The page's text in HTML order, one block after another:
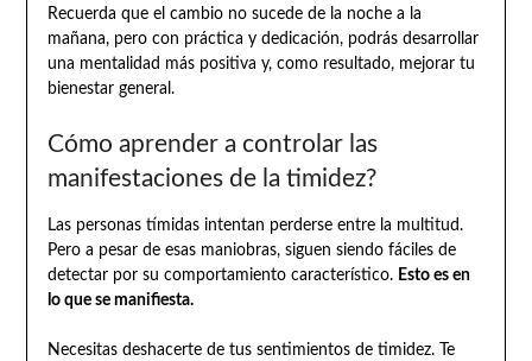
Recuerda que el cambio no sucede de la noche a la
mañana, pero con práctica y dedicación, podrás desarrollar
una mentalidad más positiva y, como resultado, mejorar tu
bienestar general.
Cómo aprender a controlar las
manifestaciones de la timidez?
Las personas tímidas intentan perderse entre la multitud.
Pero a pesar de esas maniobras, siguen siendo fáciles de
detectar por su comportamiento característico. Esto es en
lo que se manifiesta.
Necesitas deshacerte de tus sentimientos de timidez. Te